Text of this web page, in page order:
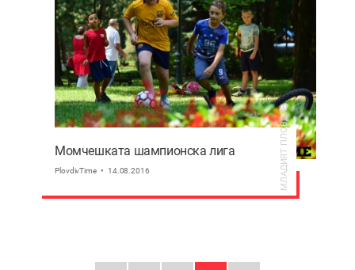
Момчешката шампионска лига
PlovdivTime 14.08.2016 МЛАДИЯТ ПЛОВДИВ